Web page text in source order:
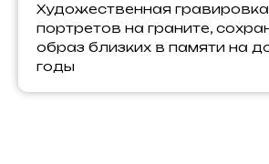
Художественная гравировка
портретов на граните,
образ близких в памяти на
годы